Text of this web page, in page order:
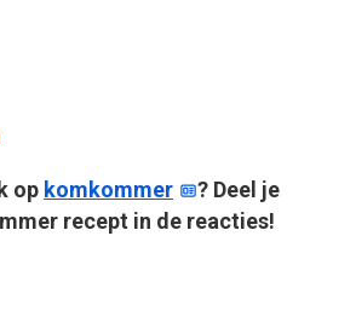
op komkommer
? Deel je
recept in de reacties!